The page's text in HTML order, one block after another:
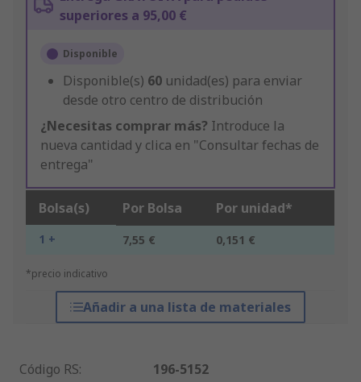
superiores a 95,00 €
Disponible
Disponible(s) 60 unidad(es) para enviar
desde otro centro de distribución
¿Necesitas comprar más? Introduce la
nueva cantidad y clica en "Consultar fechas de
entrega"
Bolsa(s) Por Bolsa Por unidad*
1 + 7,55 € 0,151 €
*precio indicativo
Añadir a una lista de materiales
Código RS:
196-5152